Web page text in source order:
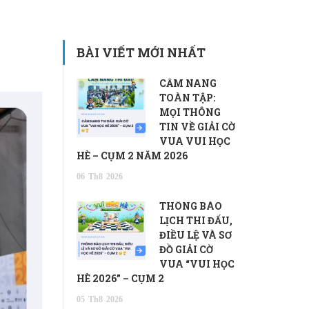
BÀI VIẾT MỚI NHẤT
CẨM NANG
TOÀN TẬP:
MỌI THÔNG
TIN VỀ GIẢI CỜ
VUA VUI HỌC
HÈ – CỤM 2 NĂM 2026
06 Th8 2026
THÔNG BÁO
LỊCH THI ĐẤU,
ĐIỀU LỆ VÀ SƠ
ĐỒ GIẢI CỜ
VUA “VUI HỌC
HÈ 2026” – CỤM 2
05 Th8 2026